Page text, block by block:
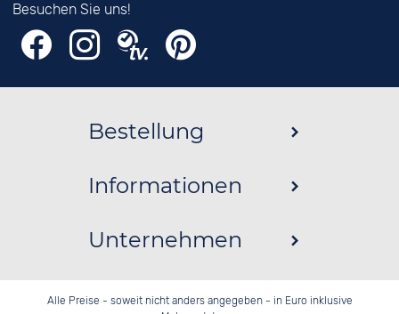
Besuchen Sie uns!
Bestellung
Informationen
Unternehmen
Alle Preise - soweit nicht anders angegeben - in Euro inklusive